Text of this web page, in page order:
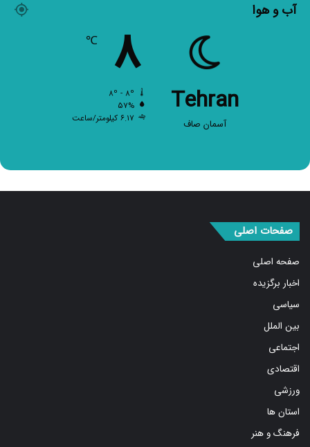
آب و هوا
Tehran
آسمان صاف
۸ ℃
۵۷%
۶.۱۷ کیلومتر/ساعت
صفحات اصلی
صفحه اصلی
اخبار برگزیده
سیاسی
بین الملل
اجتماعی
اقتصادی
ورزشی
استان ها
فرهنگ و هنر